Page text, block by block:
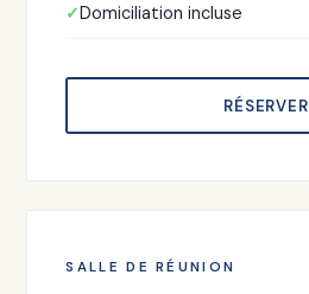
Domiciliation incluse
RÉSERVER
SALLE DE RÉUNION